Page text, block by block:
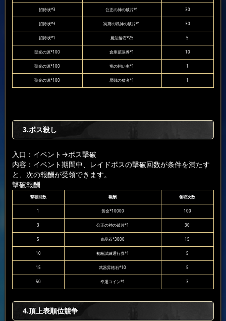
招待状*3 公正の神の破片*1 30
招待状*3 冥府の戦神の破片*1 30
招待状*1 魔法輪石*25 5
聖光の源*100 倉庫拡張券*1 10
聖光の源*100 竜の飼い主*1 1
聖光の源*100 歴戦の猛者*1 1
3.ボス殺し
入口：イベント →ボス撃破
内容：イベント期間中、レイドボスの撃破回数が条件を満たす
と、次の報酬が受領できます。
撃破報酬
撃破回数 報酬 领取次数
1 黄金*10000 100
3 公正の神の破片*1 30
5 青晶石*3000 15
10 初級試練通行券*1 5
15 武器昇格石*10 5
50 幸運コイン*1 3
4.頂上表順位競争